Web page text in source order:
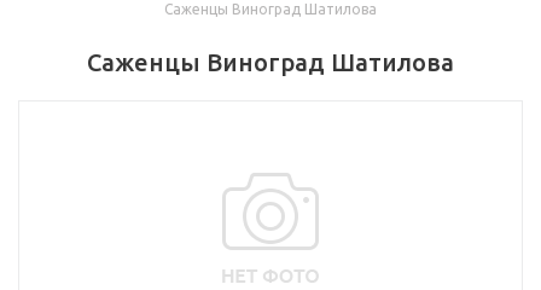
Саженцы Виноград Шатилова
Саженцы Виноград Шатилова